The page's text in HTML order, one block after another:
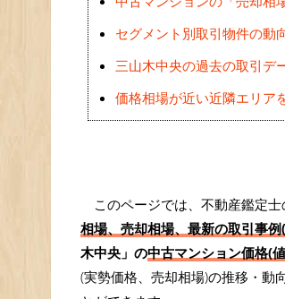
セグメント別取引物件の動
三山木中央の過去の取引デ
価格相場が近い近隣エリア
このページでは、不動産鑑定士
相場、売却相場、最新の取引事
木中央」の中古マンション価格(
(実勢価格、売却相場)の推移・動